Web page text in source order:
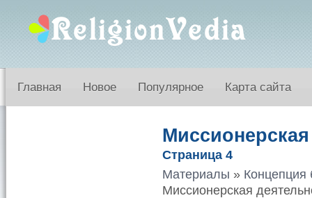
Главная Новое Популярное Карта сайта
Страница 4
Материалы » Концепция
Миссионерская